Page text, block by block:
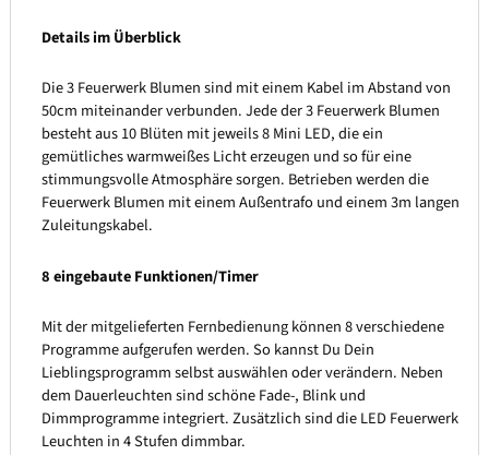
Details im Überblick
Die 3 Feuerwerk Blumen sind mit einem Kabel im Abstand von
50cm miteinander verbunden. Jede der 3 Feuerwerk Blumen
besteht aus 10 Blüten mit jeweils 8 Mini LED, die ein
gemütliches warmweißes Licht erzeugen und so für eine
stimmungsvolle Atmosphäre sorgen. Betrieben werden die
Feuerwerk Blumen mit einem Außentrafo und einem 3m langen
Zuleitungskabel.
8 eingebaute Funktionen/Timer
Mit der mitgelieferten Fernbedienung können 8 verschiedene
Programme aufgerufen werden. So kannst Du Dein
Lieblingsprogramm selbst auswählen oder verändern. Neben
dem Dauerleuchten sind schöne Fade-, Blink und
Dimmprogramme integriert. Zusätzlich sind die LED Feuerwerk
Leuchten in 4 Stufen dimmbar.